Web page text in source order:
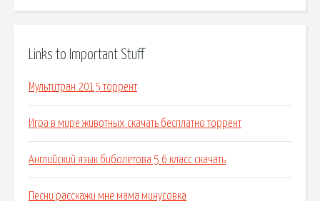
Links to Important Stuff
Мультитран 2015 торрент
Игра в мире животных скачать бесплатно торрент
Английский язык биболетова 5 6 класс скачать
Песни расскажи мне мама минусовка